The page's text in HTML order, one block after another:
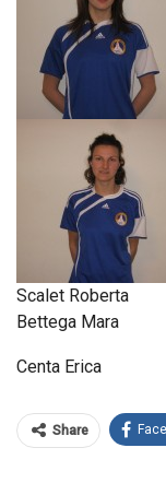
Scalet
Bettega Mara
Centa Erica
Share